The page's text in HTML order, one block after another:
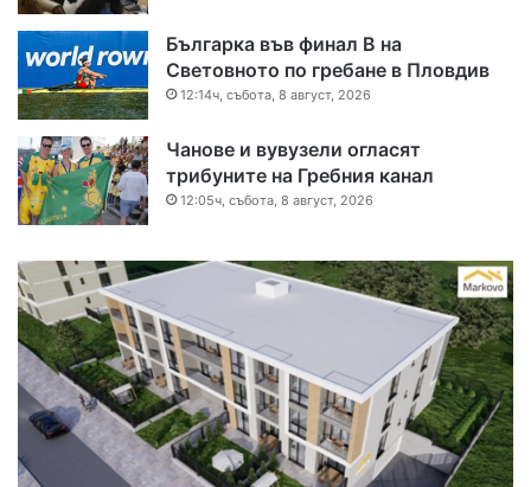
Българка във финал B на
Световното по гребане в Пловдив
12:14ч, събота, 8 август, 2026
Чанове и вувузели огласят
трибуните на Гребния канал
12:05ч, събота, 8 август, 2026